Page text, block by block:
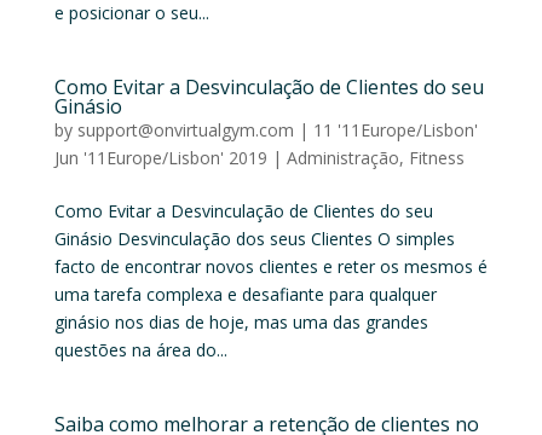
e posicionar o seu...
Como Evitar a Desvinculação de Clientes do seu
Ginásio
by support@onvirtualgym.com | 11 '11Europe/Lisbon'
Jun '11Europe/Lisbon' 2019 | Administração, Fitness
Como Evitar a Desvinculação de Clientes do seu
Ginásio Desvinculação dos seus Clientes O simples
facto de encontrar novos clientes e reter os mesmos é
uma tarefa complexa e desafiante para qualquer
ginásio nos dias de hoje, mas uma das grandes
questões na área do...
Saiba como melhorar a retenção de clientes no